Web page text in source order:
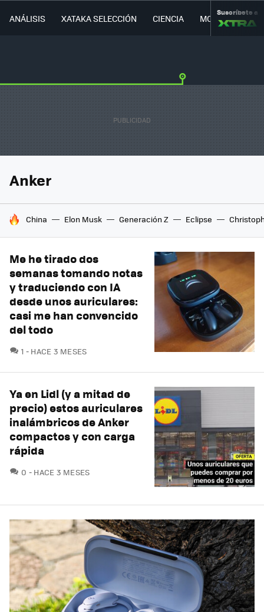
ANÁLISIS XATAKA SELECCIÓN CIENCIA MOVILIDAD
Suscríbete a
Anker
HOY SE HABLA DE
China Elon Musk Generación Z Eclipse
Me he tirado dos
semanas tomando notas
y traduciendo con IA
desde unos auriculares:
casi me han convencido
del todo
1 COMENTARIOS
HACE 3 MESES
Ya en Lidl (y a mitad de
precio) estos auriculares
inalámbricos de Anker
compactos y con carga
rápida
0 COMENTARIOS
HACE 3 MESES